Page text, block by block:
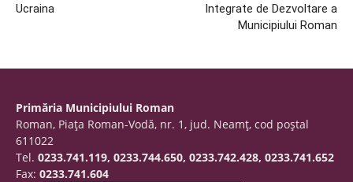
Ucraina
Integrate de Dezvoltare a
Municipiului Roman
Primăria Municipiului Roman
Roman, Piaţa Roman-Vodă, nr. 1, jud. Neamţ, cod poştal
611022
Tel. 0233.741.119, 0233.744.650, 0233.742.428, 0233.741.652
Fax: 0233.741.604